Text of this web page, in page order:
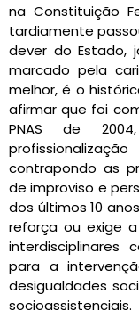
na Constituição
tardiamente
dever do Estado,
marcado pela
melhor, é o
afirmar que foi
PNAS de
contrapondo as
de improviso e
dos últimos 10
reforça ou exige
interdisciplinares
para a
desigualdades
socioassistenciais.